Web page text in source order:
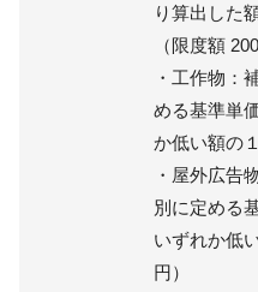
り算出した
（限度額
・工作物：
める基準単
か低い額の
・屋外広告
別に定める
いずれか低
円）